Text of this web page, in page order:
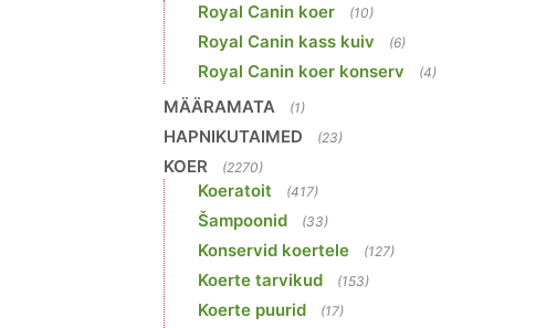
Royal Canin koer (10)
Royal Canin kass kuiv (6)
Royal Canin koer konserv (4)
MÄÄRAMATA (1)
HAPNIKUTAIMED (23)
KOER (2270)
Koeratoit (417)
Šampoonid (33)
Konservid koertele (127)
Koerte tarvikud (153)
Koerte puurid (17)